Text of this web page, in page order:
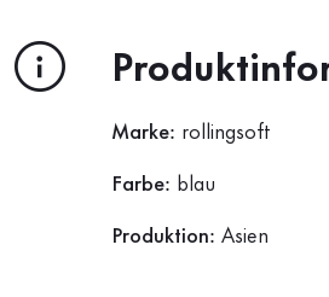
Marke: rollingsoft
Farbe: blau
Produktion: Asien